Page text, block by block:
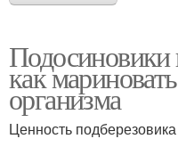
Подосиновики
как
организма
Ценность